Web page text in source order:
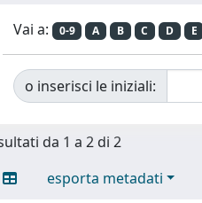
Vai a: 0-9 A B C D E
o inserisci le iniziali:
da 1 a 2 di 2
esporta metadati